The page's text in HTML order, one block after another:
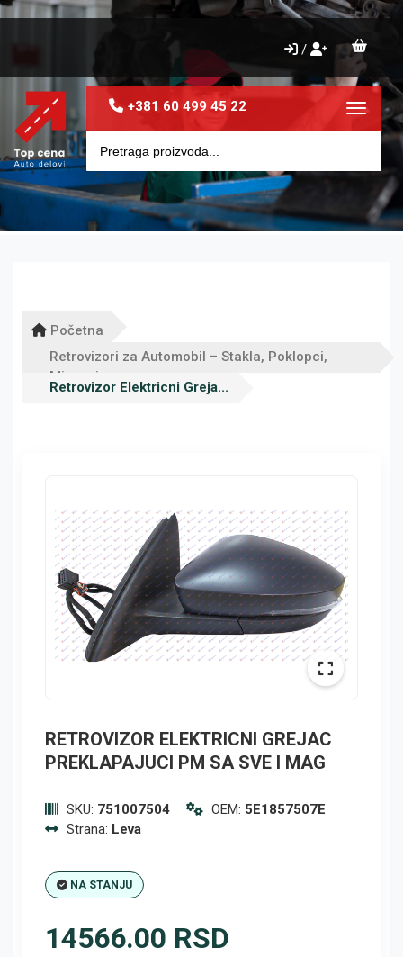
/
+381 60 499 45 22 Toggle
Početna
Retrovizori za Automobil – Stakla, Poklopci,
Migavci
Retrovizor Elektricni Greja...
RETROVIZOR ELEKTRICNI GREJAC
PREKLAPAJUCI PM SA SVE I MAG
SKU: 751007504 OEM: 5E1857507E
Strana: Leva
NA STANJU
14566.00 RSD